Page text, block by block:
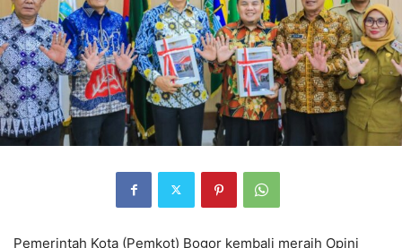
Pemerintah Kota (Pemkot) Bogor kembali meraih Opini